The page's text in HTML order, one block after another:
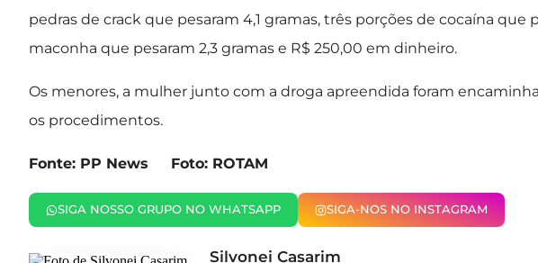
pedras de crack que pesaram 4,1 gramas, três porções de cocaína que
maconha que pesaram 2,3 gramas e R$ 250,00 em dinheiro.
Os menores, a mulher junto com a droga apreendida foram
os procedimentos.
Fonte: PP News Foto: ROTAM
SIGA NOSSO GRUPO NO WHATSAPP SIGA-NOS NO INSTAGRAM
Silvonei Casarim